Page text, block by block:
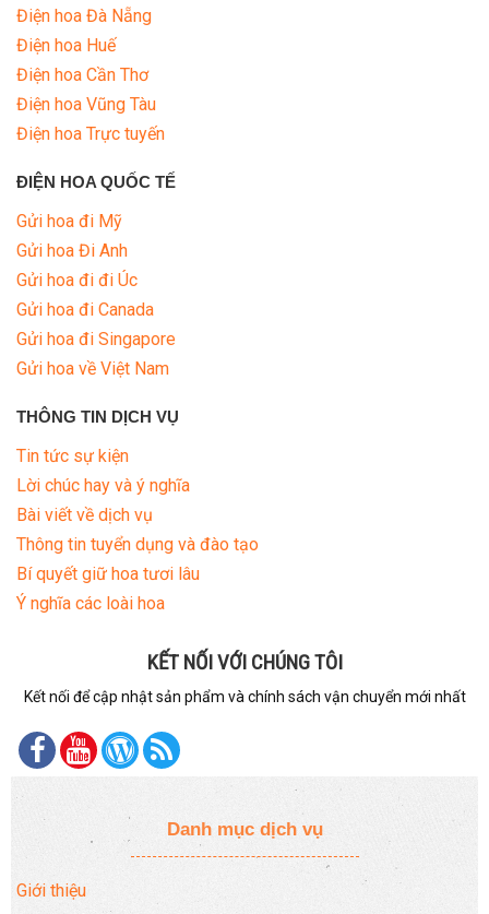
Điện hoa Đà Nẵng
Điện hoa Huế
Điện hoa Cần Thơ
Điện hoa Vũng Tàu
Điện hoa Trực tuyến
ĐIỆN HOA QUỐC TẾ
Gửi hoa đi Mỹ
Gửi hoa Đi Anh
Gửi hoa đi đi Úc
Gửi hoa đi Canada
Gửi hoa đi Singapore
Gửi hoa về Việt Nam
THÔNG TIN DỊCH VỤ
Tin tức sự kiện
Lời chúc hay và ý nghĩa
Bài viết về dịch vụ
Thông tin tuyển dụng và đào tạo
Bí quyết giữ hoa tươi lâu
Ý nghĩa các loài hoa
KẾT NỐI VỚI CHÚNG TÔI
Kết nối để cập nhật sản phẩm và chính sách vận chuyển mới nhất
Danh mục dịch vụ
Giới thiệu